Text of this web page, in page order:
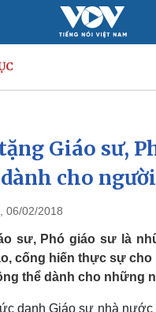
sự
Xã hội
Tin 24h
Dự báo
Việc làm
Biển đảo
Giáo sư,
cho
06/02/2018
sư, Phó giáo sư là
cống hiến thực sự
thể dành cho những
danh Giáo sư nhà nước